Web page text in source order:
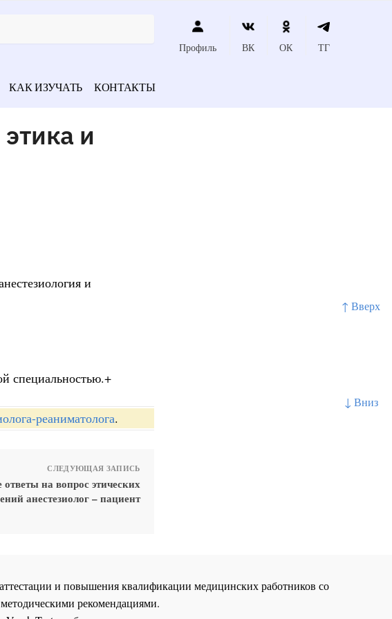
↑ Вверх
↓ Вниз
Профиль ВК ОК ТГ
КАК ИЗУЧАТЬ КОНТАКТЫ
и
и
специальностью.+
реаниматолога.
СЛЕДУЮЩАЯ ЗАПИСЬ
на вопрос этических
анестезиолог – пациент
и повышения квалификации медицинских работников со
рекомендациями.